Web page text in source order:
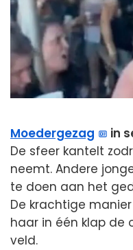
Moedergezag
in
De sfeer kantelt
neemt. Andere
te doen aan het
De krachtige
haar in één klap de
veld.